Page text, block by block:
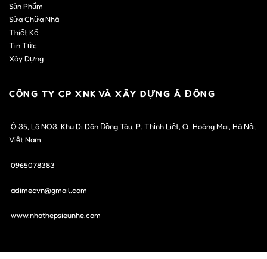
Sản Phẩm
Sửa Chữa Nhà
Thiết Kế
Tin Tức
Xây Dựng
CÔNG TY CP XNK VÀ XÂY DỰNG Á ĐÔNG
Ô 35, Lô NO3, Khu Di Dân Đồng Tàu, P. Thịnh Liệt, Q. Hoàng Mai, Hà Nội,
Việt Nam
0965078383
adimecvn@gmail.com
www.nhathepsieunhe.com